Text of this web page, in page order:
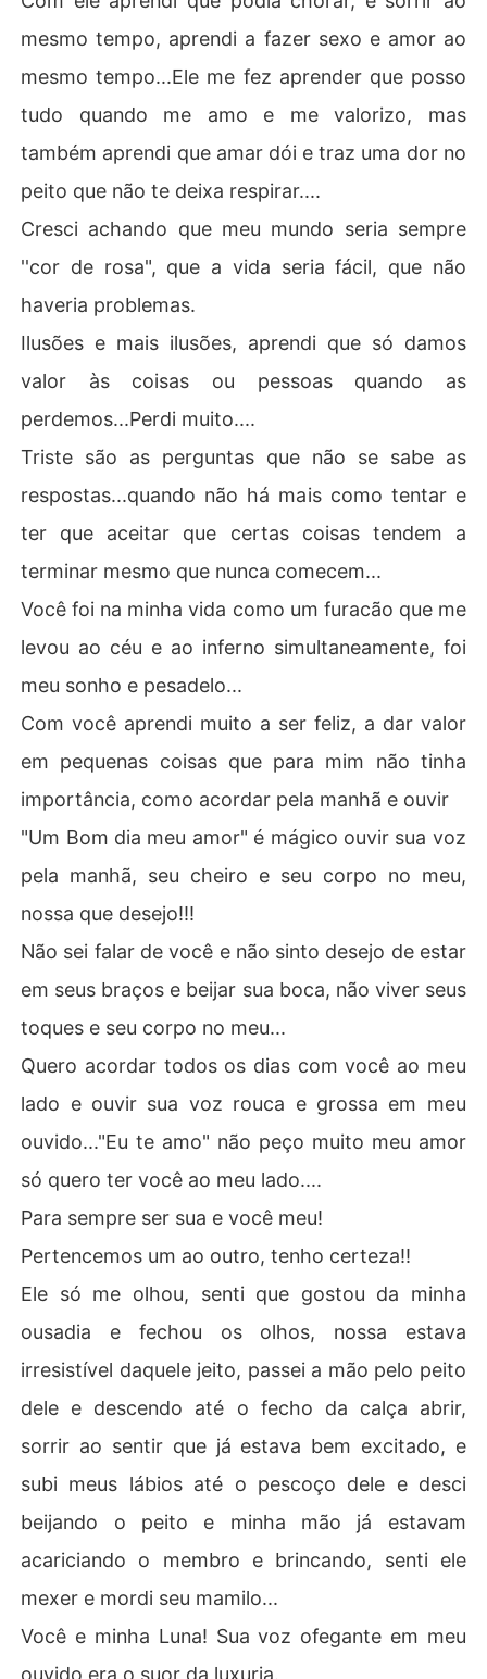
mesmo tempo, aprendi a fazer sexo e amor ao
mesmo tempo...Ele me fez aprender que posso
tudo quando me amo e me valorizo, mas
também aprendi que amar dói e traz uma dor no
peito que não te deixa respirar....
Cresci achando que meu mundo seria sempre
''cor de rosa", que a vida seria fácil, que não
haveria problemas.
Ilusões e mais ilusões, aprendi que só damos
valor às coisas ou pessoas quando as
perdemos...Perdi muito....
Triste são as perguntas que não se sabe as
respostas...quando não há mais como tentar e
ter que aceitar que certas coisas tendem a
terminar mesmo que nunca comecem...
Você foi na minha vida como um furacão que me
levou ao céu e ao inferno simultaneamente, foi
meu sonho e pesadelo...
Com você aprendi muito a ser feliz, a dar valor
em pequenas coisas que para mim não tinha
importância, como acordar pela manhã e ouvir
"Um Bom dia meu amor" é mágico ouvir sua voz
pela manhã, seu cheiro e seu corpo no meu,
nossa que desejo!!!
Não sei falar de você e não sinto desejo de estar
em seus braços e beijar sua boca, não viver seus
toques e seu corpo no meu...
Quero acordar todos os dias com você ao meu
lado e ouvir sua voz rouca e grossa em meu
ouvido..."Eu te amo" não peço muito meu amor
só quero ter você ao meu lado....
Para sempre ser sua e você meu!
Pertencemos um ao outro, tenho certeza!!
Ele só me olhou, senti que gostou da minha
ousadia e fechou os olhos, nossa estava
irresistível daquele jeito, passei a mão pelo peito
dele e descendo até o fecho da calça abrir,
sorrir ao sentir que já estava bem excitado, e
subi meus lábios até o pescoço dele e desci
beijando o peito e minha mão já estavam
acariciando o membro e brincando, senti ele
mexer e mordi seu mamilo...
Você e minha Luna! Sua voz ofegante em meu
ouvido era o suor da luxuria.